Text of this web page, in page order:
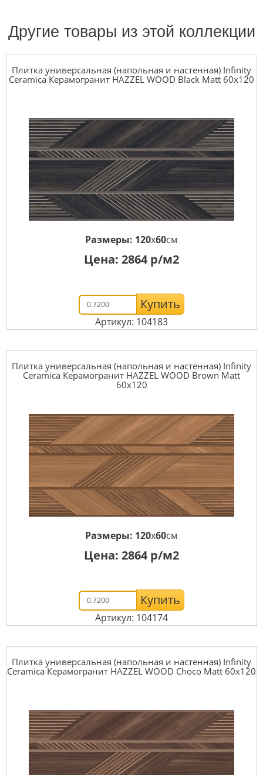
Другие товары из этой коллекции
Плитка универсальная (напольная и настенная) Infinity
Ceramica Керамогранит HAZZEL WOOD Black Matt 60x120
Размеры: 120x60см
Цена: 2864 р/м2
Купить
Артикул: 104183
Плитка универсальная (напольная и настенная) Infinity
Ceramica Керамогранит HAZZEL WOOD Brown Matt
60x120
Размеры: 120x60см
Цена: 2864 р/м2
Купить
Артикул: 104174
Плитка универсальная (напольная и настенная) Infinity
Ceramica Керамогранит HAZZEL WOOD Choco Matt 60x120